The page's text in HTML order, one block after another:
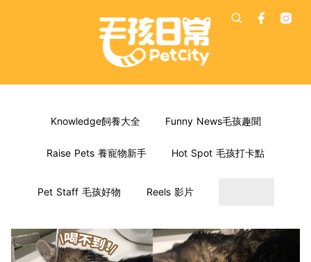
Knowledge飼養大全 Funny News毛孩趣聞
Raise Pets 養寵物新手 Hot Spot 毛孩打卡點
Pet Staff 毛孩好物 Reels 影片